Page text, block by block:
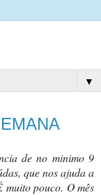
▼
de no minimo 9
que nos ajuda a
muito pouco. O mês